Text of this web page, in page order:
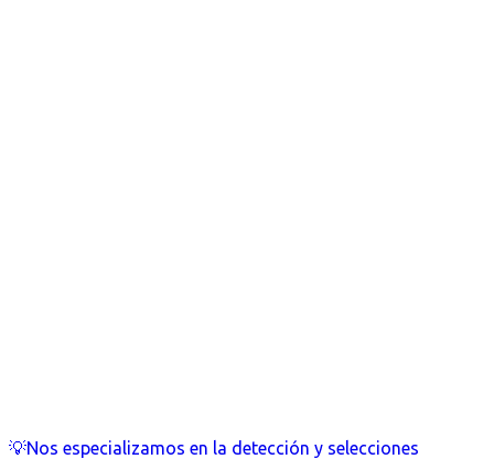
💡Nos especializamos en la detección y selecciones